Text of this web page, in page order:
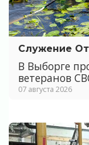
Служение
В Выборге
ветеранов
07 августа 2026